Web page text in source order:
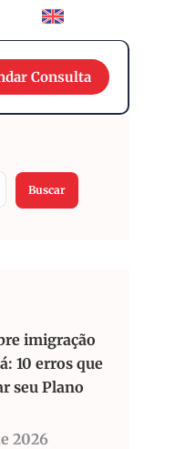
Consulta
Buscar
imigração
10 erros que
seu Plano
2026